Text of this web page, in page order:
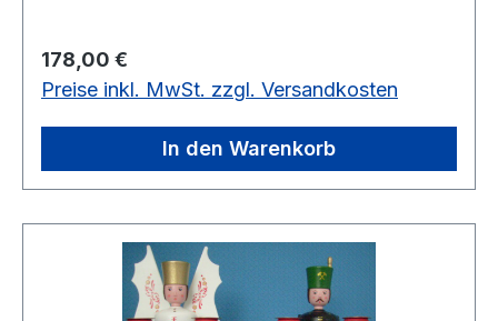
Regulärer Preis:
178,00 €
Preise inkl. MwSt. zzgl. Versandkosten
In den Warenkorb